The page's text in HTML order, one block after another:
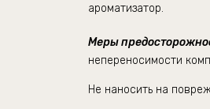
ароматизатор.
Меры
непереносимости
Не наносить на